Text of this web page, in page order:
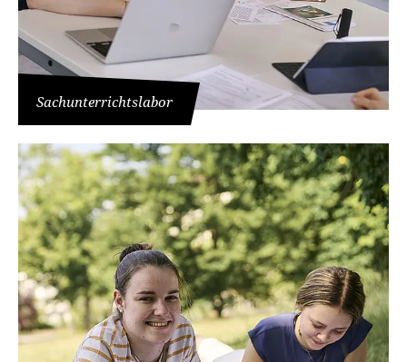
Sachunterrichtslabor